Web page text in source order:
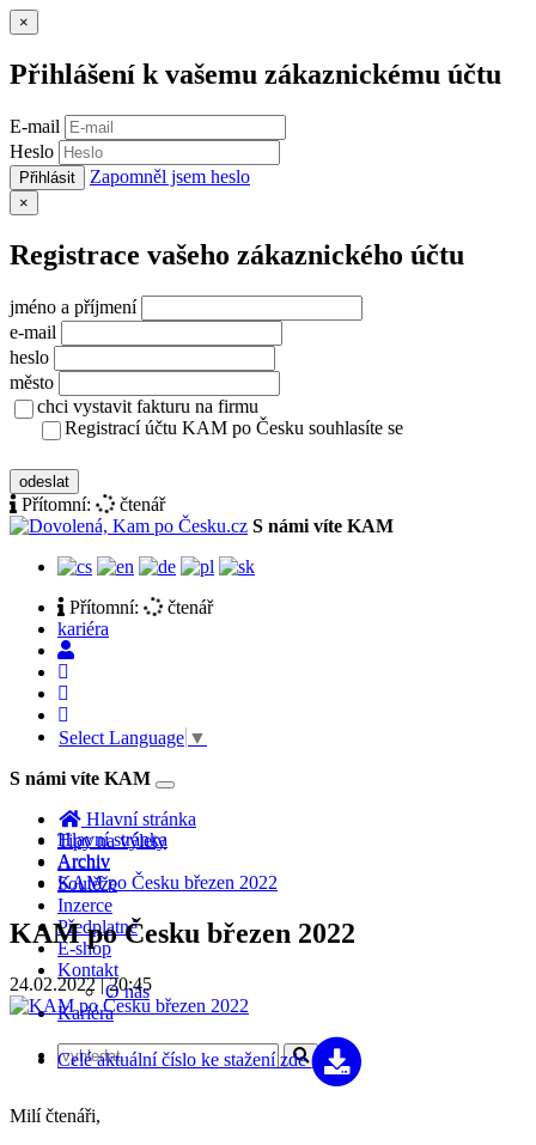
×
Přihlášení k vašemu zákaznickému účtu
E-mail
Heslo
Přihlásit Zapomněl jsem heslo
×
Registrace vašeho zákaznického účtu
jméno a příjmení
e-mail
heslo
město
chci vystavit fakturu na firmu
Registrací účtu KAM po Česku souhlasíte se
odeslat
Přítomní:
čtenář
S námi víte KAM
Přítomní:
čtenář
kariéra
Select Language ▼
S námi víte KAM
Toggle
navigation
Hlavní stránka
Tipy na výlety
Archiv
Soutěže
Inzerce
Předplatné
E-shop
Kontakt
O nás
Kariéra
Hlavní stránka
Archiv
KAM po Česku březen 2022
KAM po Česku březen 2022
24.02.2022 | 20:45
Celé aktuální číslo ke stažení zde
Milí čtenáři,